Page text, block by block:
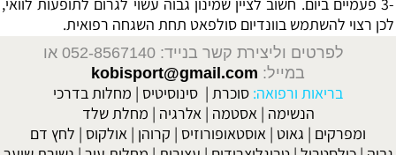
לכן רצוי להשתמש בוונדיום סולפאט תחת השגחה רפואית.
לפרטים וליצירת קשר בנייד: 052-8567140
או
במייל: kobisport@gmail.com
בריאות ורפואה: סוכרת | סינוסיטיס | מחלות בדרכי
הנשימה | אסטמה | אלרגיה | מחלת שלד
ומפרקים | גאוט | אוסטאופורוזיס | קרוהן | אולקוס | לחץ דם